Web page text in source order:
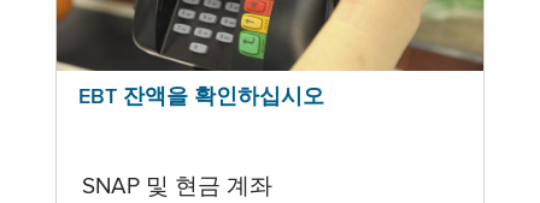
EBT 잔액을 확인하십시오
SNAP 및 현금 계좌